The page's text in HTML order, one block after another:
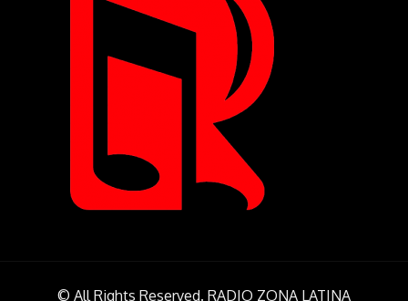
© All Rights Reserved. RADIO ZONA LATINA